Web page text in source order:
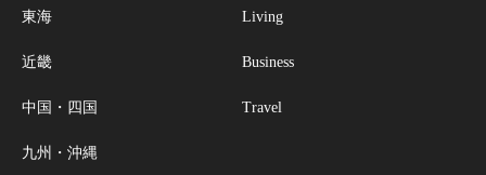
東海
近畿
中国・四国
九州・沖縄
Living
Business
Travel